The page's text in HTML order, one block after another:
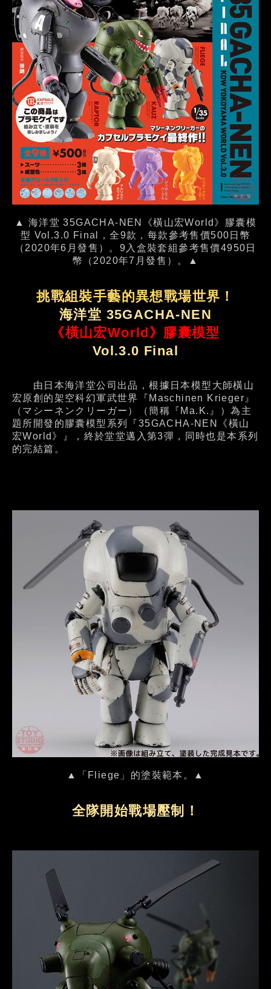
▲ 海洋堂 35GACHA-NEN《橫山宏World》膠囊模
型 Vol.3.0 Final，全9款，每款參考售價500日幣
（2020年6月發售）。9入盒裝套組參考售價4950日
幣（2020年7月發售）。▲
挑戰組裝手藝的異想戰場世界！
海洋堂 35GACHA-NEN
《橫山宏World》膠囊模型
Vol.3.0 Final
由日本海洋堂公司出品，根據日本模型大師橫山
宏原創的架空科幻軍武世界『Maschinen Krieger』
（マシーネンクリーガー）（簡稱『Ma.K.』）為主
題所開發的膠囊模型系列『35GACHA-NEN《橫山
宏World》』，終於堂堂邁入第3彈，同時也是本系列
的完結篇。
▲「Fliege」的塗裝範本。▲
全隊開始戰場壓制！